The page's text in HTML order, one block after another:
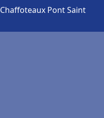
Pont Saint